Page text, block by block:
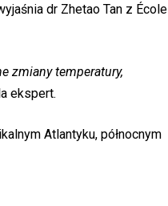
dr Zhetao Tan z École
zmiany temperatury,
ekspert.
Atlantyku, północnym